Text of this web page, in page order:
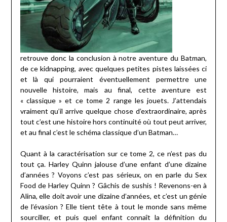
retrouve donc la conclusion à notre aventure du Batman,
de ce kidnapping, avec quelques petites pistes laissées ci
et là qui pourraient éventuellement permettre une
nouvelle histoire, mais au final, cette aventure est
« classique » et ce tome 2 range les jouets. J’attendais
vraiment qu’il arrive quelque chose d’extraordinaire, après
tout c’est une histoire hors continuité où tout peut arriver,
et au final c’est le schéma classique d’un Batman…
Quant à la caractérisation sur ce tome 2, ce n’est pas du
tout ça. Harley Quinn jalouse d’une enfant d’une dizaine
d’années ? Voyons c’est pas sérieux, on en parle du Sex
Food de Harley Quinn ? Gâchis de sushis ! Revenons-en à
Alina, elle doit avoir une dizaine d’années, et c’est un génie
de l’évasion ? Elle tient tête à tout le monde sans même
sourciller, et puis quel enfant connaît la définition du